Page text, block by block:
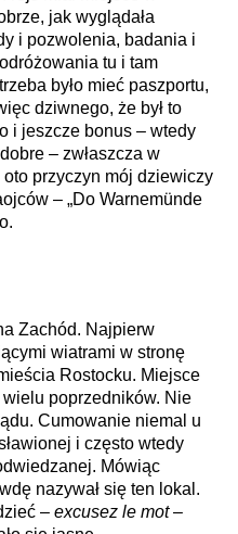
jak wyglądała
i pozwolenia, badania i
tu i tam
było mieć paszportu,
dziwnego, że był to
i jeszcze bonus – wtedy
– zwłaszcza w
przyczyn mój dziewiczy
– „Do Warnemünde
Zachód. Najpierw
wiatrami w stronę
Rostocku. Miejsce
poprzedników. Nie
Cumowanie niemal u
i często wtedy
Mówiąc
nazywał się ten lokal.
–excusez le mot–